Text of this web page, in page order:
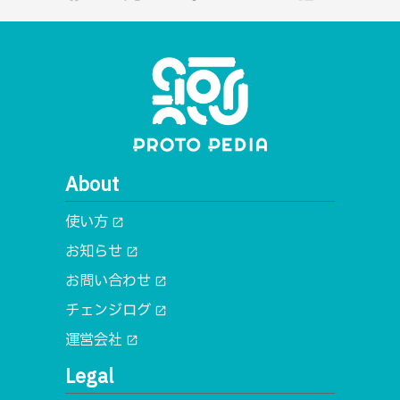
About
使い方 open_in_new
お知らせ open_in_new
お問い合わせ open_in_new
チェンジログ open_in_new
運営会社 open_in_new
Legal